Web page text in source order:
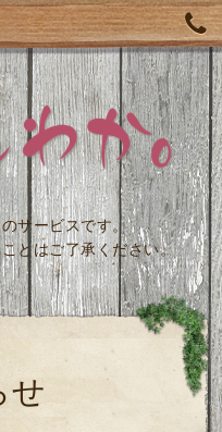
サービスです。
とはご了承ください。